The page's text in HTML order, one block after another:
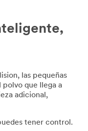
las pequeñas
polvo que llega a
adicional,
tener control.